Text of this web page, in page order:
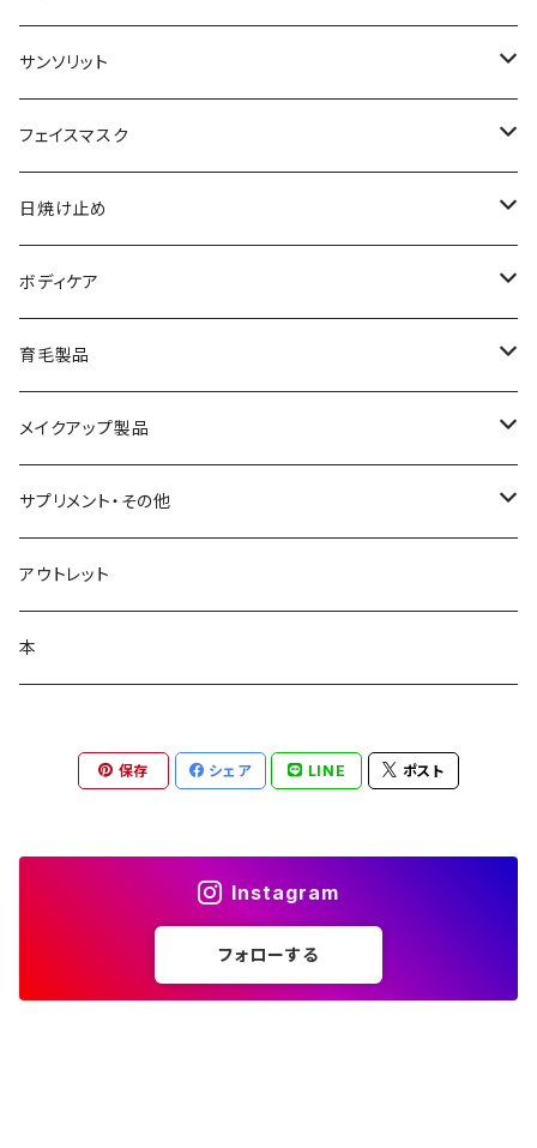
化粧品
コラージュフルフルホイップソープ
メイク落とし
化粧水
美容液
乳液
クリーム
日焼け止め
シャンプー・リンス
コラージュフルフル泡石鹸
ソープ
ローション
サンソリット
日焼け止め
フェイスマスク
フェイスマスク
サンソリット
日焼け止め
サンソリット
アクセーヌ
ボディケア
キュアデイズ
育毛製品
まつ毛美容液
メイクアップ製品
ビューティフルスキン
サプリメント・その他
飲む日焼け止め
髪の毛サプリ
アウトレット
本
保存 シェア LINE ポスト
Instagram
フォローする